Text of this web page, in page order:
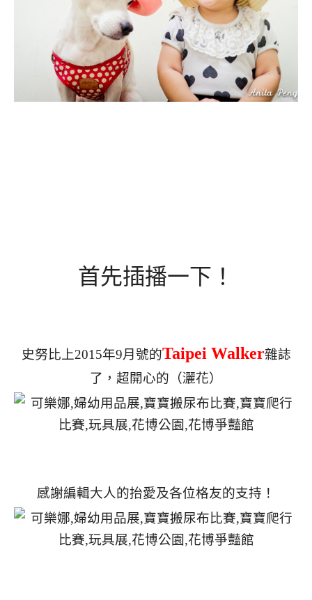
首先插播一下！
史努比上2015年9月號的Taipei Walker雜誌
了，超開心的（灑花）
感謝編輯大人的抬愛及各位格友的支持！